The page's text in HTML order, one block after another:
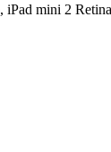
iPad mini 2